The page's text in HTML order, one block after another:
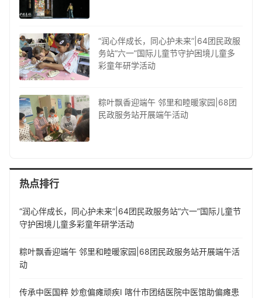
“润心伴成长，同心护未来”|64团民政服
务站“六一”国际儿童节守护困境儿童多
彩童年研学活动
粽叶飘香迎端午 邻里和睦暖家园|68团
民政服务站开展端午活动
热点排行
“润心伴成长，同心护未来”|64团民政服务站“六一”国际儿童节
守护困境儿童多彩童年研学活动
粽叶飘香迎端午 邻里和睦暖家园|68团民政服务站开展端午活
动
传承中医国粹 妙愈偏瘫顽疾I 喀什市团结医院中医馆助偏瘫患